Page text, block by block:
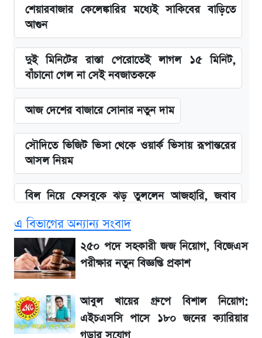
শেয়ারবাজার কেলেঙ্কারির মধ্যেই সাকিবের বাড়িতে
আগুন
দুই মিনিটের রাস্তা পেরোতেই লাগল ১৫ মিনিট,
বাঁচানো গেল না সেই নবজাতককে
আজ দেশের বাজারে সোনার নতুন দাম
সৌদিতে ভিজিট ভিসা থেকে ওয়ার্ক ভিসায় রূপান্তরের
আসল নিয়ম
বিল নিয়ে ফেসবুকে ঝড় তুললেন আজহারি, জবাব
আগামী ৪ দিনের আবহাওয়া নিয়ে বড় সতর্কবার্তা
লিটনকে নিয়ে টিম ম্যানেজমেন্টের নতুন পরিকল্পনা
বাংলাদেশ নিয়ে যা বললেন সজীব ওয়াজেদ জয়
এ বিভাগের অন্যান্য সংবাদ
২৫০ পদে সহকারী জজ নিয়োগ, বিজেএস
পরীক্ষার নতুন বিজ্ঞপ্তি প্রকাশ
আবুল খায়ের গ্রুপে বিশাল নিয়োগ:
এইচএসসি পাসে ১৮০ জনের ক্যারিয়ার